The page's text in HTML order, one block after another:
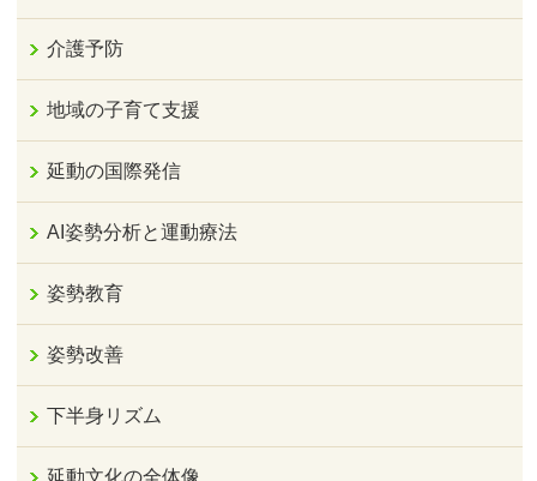
介護予防
地域の子育て支援
延動の国際発信
AI姿勢分析と運動療法
姿勢教育
姿勢改善
下半身リズム